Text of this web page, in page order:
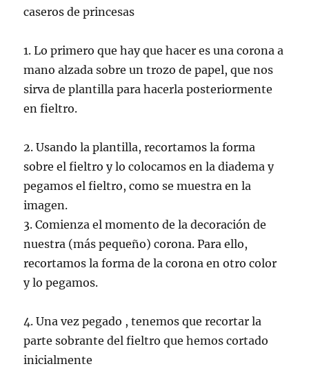
caseros de princesas
1. Lo primero que hay que hacer es una corona a
mano alzada sobre un trozo de papel, que nos
sirva de plantilla para hacerla posteriormente
en fieltro.
2. Usando la plantilla, recortamos la forma
sobre el fieltro y lo colocamos en la diadema y
pegamos el fieltro, como se muestra en la
imagen.
3. Comienza el momento de la decoración de
nuestra (más pequeño) corona. Para ello,
recortamos la forma de la corona en otro color
y lo pegamos.
4. Una vez pegado , tenemos que recortar la
parte sobrante del fieltro que hemos cortado
inicialmente